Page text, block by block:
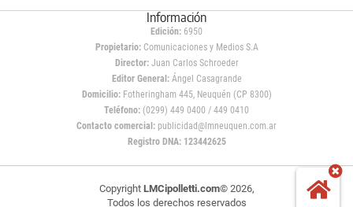
Información
Edición: 6950
Propietario:Comunicaciones y Medios S.A
Director: Juan Carlos Schroeder
Editor General:Ángel Casagrande
Domicilio:Fotheringham 445, Neuquén (CP 8300)
Teléfono: (0299) 449 0400 / 449 0410
Contacto comercial: publicidad@lmneuquen.com.ar
Registro DNA: 123442625
Copyright LMCipolletti.com© 2026,
Todos los derechos reservados